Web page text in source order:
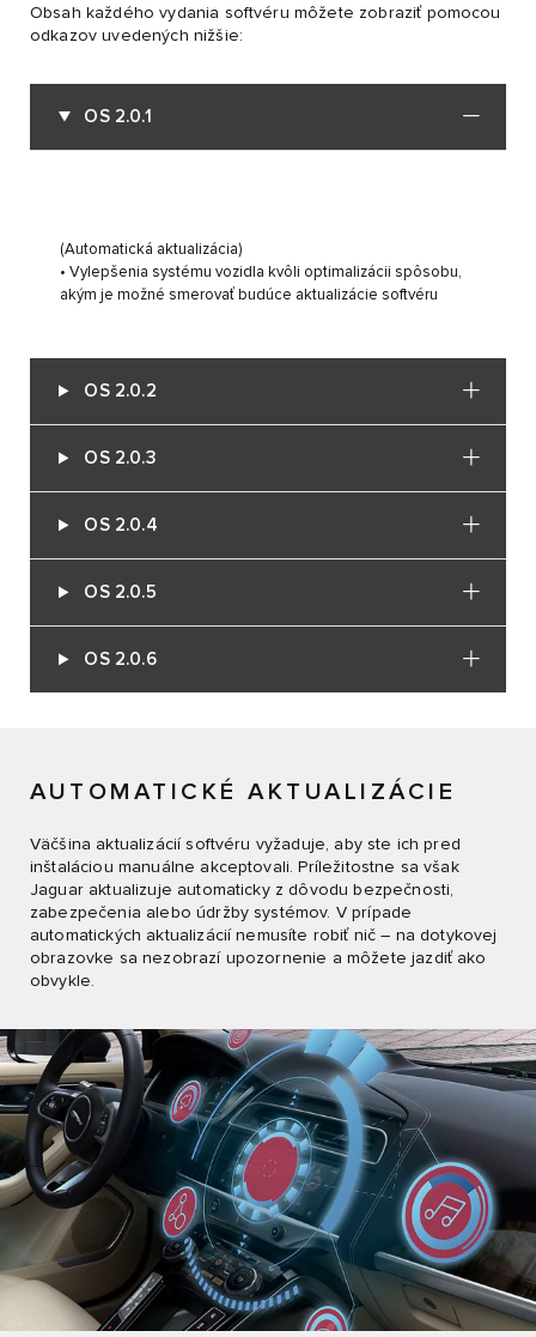
Obsah každého vydania softvéru môžete zobraziť pomocou
odkazov uvedených nižšie:
OS 2.0.1
(Automatická aktualizácia)
• Vylepšenia systému vozidla kvôli optimalizácii spôsobu,
akým je možné smerovať budúce aktualizácie softvéru
OS 2.0.2
OS 2.0.3
OS 2.0.4
OS 2.0.5
OS 2.0.6
AUTOMATICKÉ AKTUALIZÁCIE
Väčšina aktualizácií softvéru vyžaduje, aby ste ich pred
inštaláciou manuálne akceptovali. Príležitostne sa však
Jaguar aktualizuje automaticky z dôvodu bezpečnosti,
zabezpečenia alebo údržby systémov. V prípade
automatických aktualizácií nemusíte robiť nič – na dotykovej
obrazovke sa nezobrazí upozornenie a môžete jazdiť ako
obvykle.